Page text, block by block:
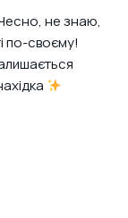
не знаю,
по-своєму!